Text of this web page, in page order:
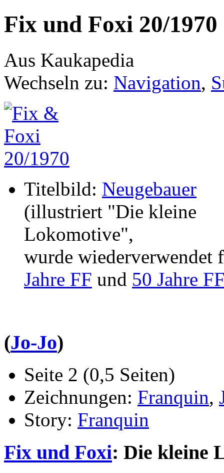
Fix und Foxi 20/1970
Aus Kaukapedia
Wechseln zu: Navigation,
Titelbild: Neugebauer
(illustriert "Die kleine
Lokomotive",
wurde wiederverwendet
Jahre FF und 50 Jahre
(Jo-Jo)
Seite 2 (0,5 Seiten)
Zeichnungen: Franquin,
Story: Franquin
Fix und Foxi: Die kleine